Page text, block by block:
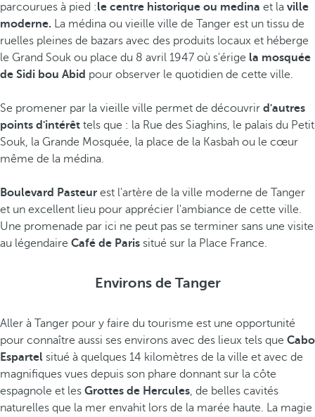
parcourues à pied :le centre historique ou medina et la ville
moderne. La médina ou vieille ville de Tanger est un tissu de
ruelles pleines de bazars avec des produits locaux et héberge
le Grand Souk ou place du 8 avril 1947 où s'érige la mosquée
de Sidi bou Abid pour observer le quotidien de cette ville.
Se promener par la vieille ville permet de découvrir d'autres
points d'intérêt tels que : la Rue des Siaghins, le palais du Petit
Souk, la Grande Mosquée, la place de la Kasbah ou le cœur
même de la médina.
Boulevard Pasteur est l'artère de la ville moderne de Tanger
et un excellent lieu pour apprécier l'ambiance de cette ville.
Une promenade par ici ne peut pas se terminer sans une visite
au légendaire Café de Paris situé sur la Place France.
Environs de Tanger
Aller à Tanger pour y faire du tourisme est une opportunité
pour connaître aussi ses environs avec des lieux tels que Cabo
Espartel situé à quelques 14 kilomètres de la ville et avec de
magnifiques vues depuis son phare donnant sur la côte
espagnole et les Grottes de Hercules, de belles cavités
naturelles que la mer envahit lors de la marée haute. La magie